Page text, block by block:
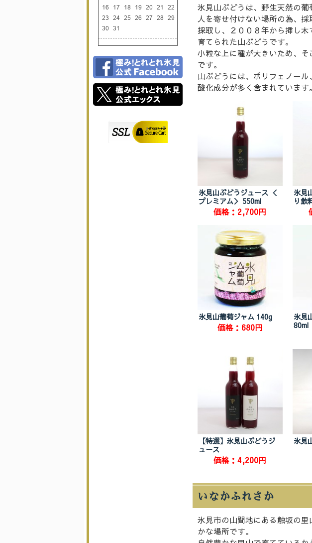
氷見山ぶどうは、野生天然の葡
人を寄せ付けない場所の為、
採取し、２００８年から挿し
育てられた山ぶどうです。
小粒な上に種が大きいため、
です。
山ぶどうには、ポリフェノー
酸化成分が多く含まれています。
氷見山ぶどうジュース ＜
プレミアム＞ 550ml
価格：2,700円
氷見
り飲
氷見山葡萄ジャム 140g
価格：680円
氷見
80ml
【特選】氷見山ぶどうジ
ュース
価格：4,200円
氷見
いなかふれさか
氷見市の山間地にある触坂の
かな場所です。